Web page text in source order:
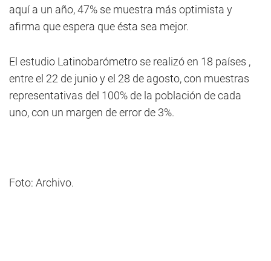
aquí a un año, 47% se muestra más optimista y
afirma que espera que ésta sea mejor.
El estudio Latinobarómetro se realizó en 18 países ,
entre el 22 de junio y el 28 de agosto, con muestras
representativas del 100% de la población de cada
uno, con un margen de error de 3%.
Foto: Archivo.